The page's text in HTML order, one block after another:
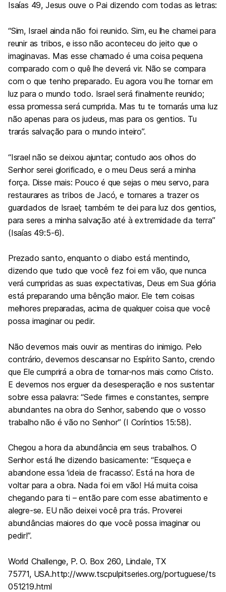
Isaías 49, Jesus ouve o Pai dizendo com todas as letras:
“Sim, Israel ainda não foi reunido. Sim, eu lhe chamei para
reunir as tribos, e isso não aconteceu do jeito que o
imaginavas. Mas esse chamado é uma coisa pequena
comparado com o quê lhe deverá vir. Não se compara
com o que tenho preparado. Eu agora vou lhe tornar em
luz para o mundo todo. Israel será finalmente reunido;
essa promessa será cumprida. Mas tu te tornarás uma luz
não apenas para os judeus, mas para os gentios. Tu
trarás salvação para o mundo inteiro”.
“Israel não se deixou ajuntar; contudo aos olhos do
Senhor serei glorificado, e o meu Deus será a minha
força. Disse mais: Pouco é que sejas o meu servo, para
restaurares as tribos de Jacó, e tornares a trazer os
guardados de Israel; também te dei para luz dos gentios,
para seres a minha salvação até à extremidade da terra”
(Isaías 49:5-6).
Prezado santo, enquanto o diabo está mentindo,
dizendo que tudo que você fez foi em vão, que nunca
verá cumpridas as suas expectativas, Deus em Sua glória
está preparando uma bênção maior. Ele tem coisas
melhores preparadas, acima de qualquer coisa que você
possa imaginar ou pedir.
Não devemos mais ouvir as mentiras do inimigo. Pelo
contrário, devemos descansar no Espírito Santo, crendo
que Ele cumprirá a obra de tornar-nos mais como Cristo.
E devemos nos erguer da desesperação e nos sustentar
sobre essa palavra: “Sede firmes e constantes, sempre
abundantes na obra do Senhor, sabendo que o vosso
trabalho não é vão no Senhor” (I Coríntios 15:58).
Chegou a hora da abundância em seus trabalhos. O
Senhor está lhe dizendo basicamente: “Esqueça e
abandone essa ‘ideia de fracasso’. Está na hora de
voltar para a obra. Nada foi em vão! Há muita coisa
chegando para ti – então pare com esse abatimento e
alegre-se. EU não deixei você pra trás. Proverei
abundâncias maiores do que você possa imaginar ou
pedir!”.
World Challenge, P. O. Box 260, Lindale, TX
75771, USA.http://www.tscpulpitseries.org/portuguese/ts
051219.html